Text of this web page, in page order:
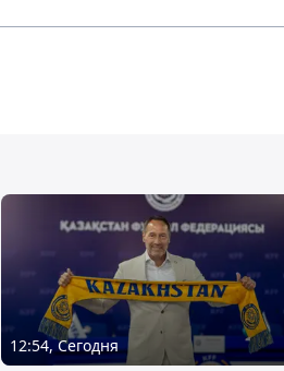
12:54, Сегодня